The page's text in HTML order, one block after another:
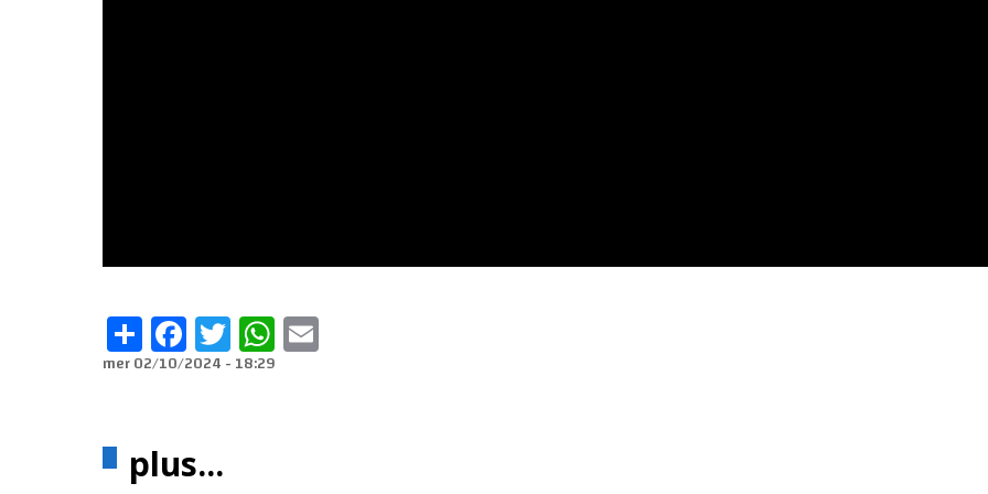
ShareFacebook
TwitterWhatsApp
mer 02/10/2024 - 18:29
plus...